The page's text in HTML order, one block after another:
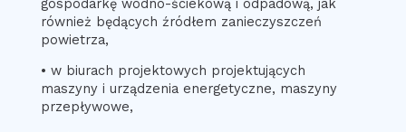
gospodarkę wodno-ściekową i odpadową, jak
również będących źródłem zanieczyszczeń
powietrza,
• w biurach projektowych projektujących
maszyny i urządzenia energetyczne, maszyny
przepływowe,